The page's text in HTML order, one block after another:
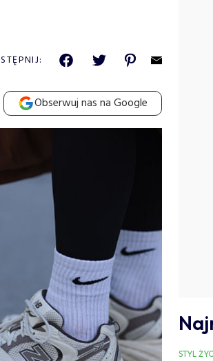
Obserwuj nas na Google
STYL